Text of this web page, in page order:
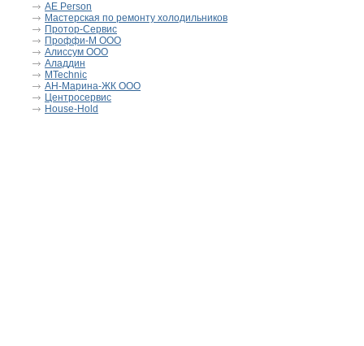
AE Person
Мастерская по ремонту холодильников
Протор-Сервис
Проффи-М ООО
Алиссум ООО
Аладдин
MTechnic
АН-Марина-ЖК ООО
Центросервис
House-Hold